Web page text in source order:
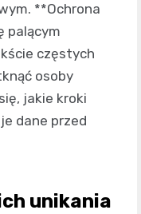
**Ochrona
palącym
częstych
osoby
jakie kroki
dane przed
unikania